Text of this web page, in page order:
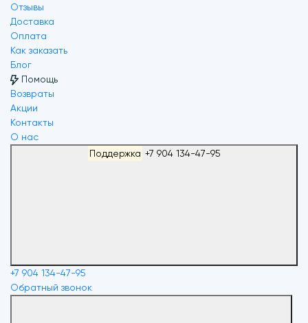
Отзывы
Доставка
Оплата
Как заказать
Блог
Помощь
Возвраты
Акции
Контакты
О нас
Поддержка
+7 904 134-47-95
Обратный звонок